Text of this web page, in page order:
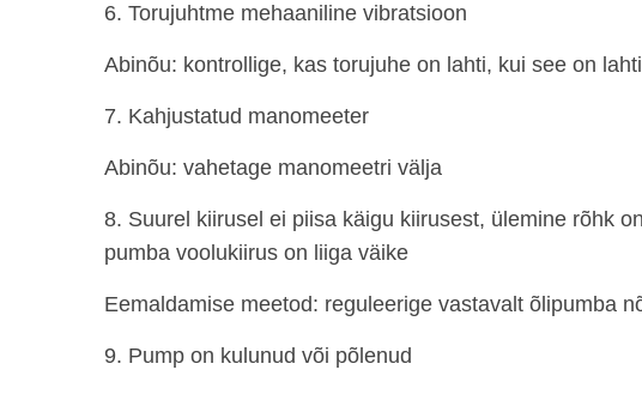
6. Torujuhtme mehaaniline vibratsioon
Abinõu: kontrollige, kas torujuhe on lahti, kui see on
7. Kahjustatud manomeeter
Abinõu: vahetage manomeetri välja
8. Suurel kiirusel ei piisa käigu kiirusest, ülemine rõhk
pumba voolukiirus on liiga väike
Eemaldamise meetod: reguleerige vastavalt õlipumba
9. Pump on kulunud või põlenud